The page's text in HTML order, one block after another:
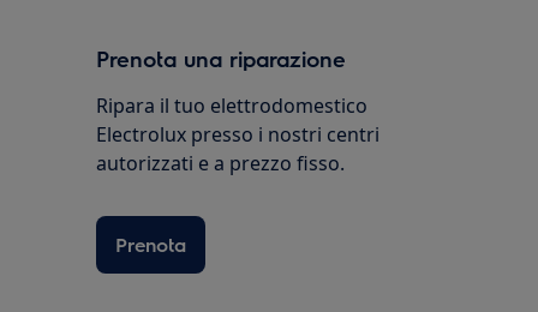
Prenota una riparazione
Ripara il tuo elettrodomestico
Electrolux presso i nostri centri
autorizzati e a prezzo fisso.
Prenota